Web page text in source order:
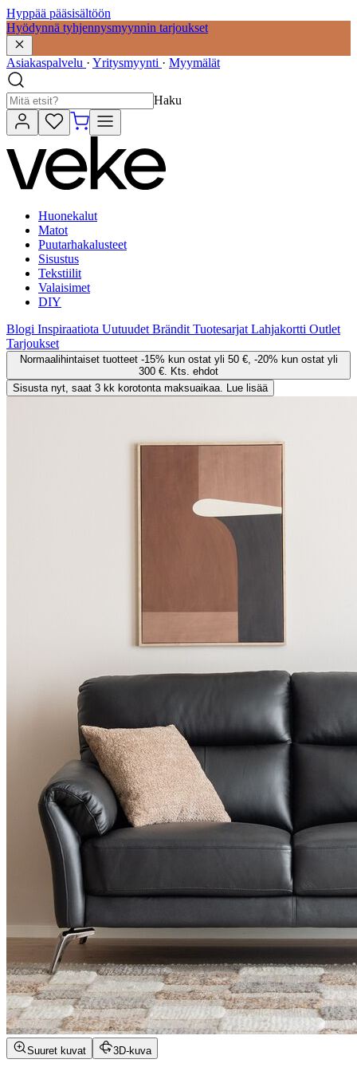
Hyppää pääsisältöön
Hyödynnä tyhjennysmyynnin tarjoukset
Asiakaspalvelu · Yritysmyynti · Myymälät
Haku
Huonekalut
Matot
Puutarhakalusteet
Sisustus
Tekstiilit
Valaisimet
DIY
Blogi Inspiraatiota Uutuudet Brändit Tuotesarjat Lahjakortti Outlet
Tarjoukset
Normaalihintaiset tuotteet -15% kun ostat yli 50 €, -20% kun ostat yli
300 €. Kts. ehdot
Sisusta nyt, saat 3 kk korotonta maksuaikaa. Lue lisää
Suuret kuvat 3D-kuva